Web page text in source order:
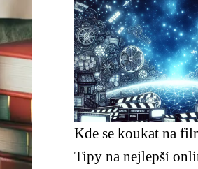
Kde se koukat na
Tipy na nejlepší